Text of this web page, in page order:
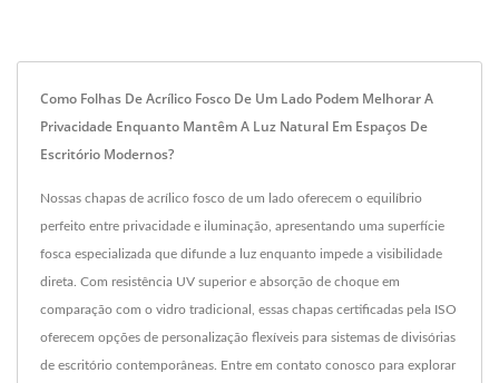
Como Folhas De Acrílico Fosco De Um Lado Podem Melhorar A
Privacidade Enquanto Mantêm A Luz Natural Em Espaços De
Escritório Modernos?
Nossas chapas de acrílico fosco de um lado oferecem o equilíbrio
perfeito entre privacidade e iluminação, apresentando uma superfície
fosca especializada que difunde a luz enquanto impede a visibilidade
direta. Com resistência UV superior e absorção de choque em
comparação com o vidro tradicional, essas chapas certificadas pela ISO
oferecem opções de personalização flexíveis para sistemas de divisórias
de escritório contemporâneas. Entre em contato conosco para explorar